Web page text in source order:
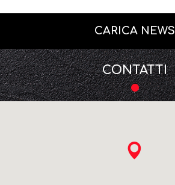
CARICA NEWS
CONTATTI